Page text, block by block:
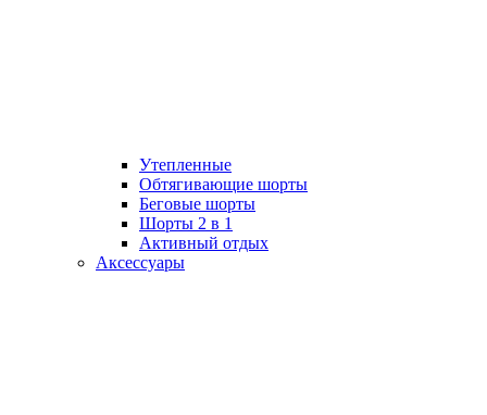
Утепленные
Обтягивающие шорты
Беговые шорты
Шорты 2 в 1
Активный отдых
Аксессуары